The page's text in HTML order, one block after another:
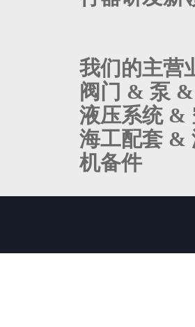
我们的主营
阀门 & 泵
液压系统 &
海工配套 &
机备件